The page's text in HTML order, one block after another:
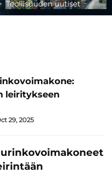
Teollisuuden uutiset
leiritykseen
29, 2025